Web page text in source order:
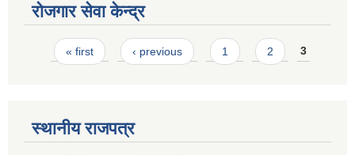
रोजगार सेवा केन्द्र
Pages
« first ‹ previous 1 2 3
स्थानीय राजपत्र